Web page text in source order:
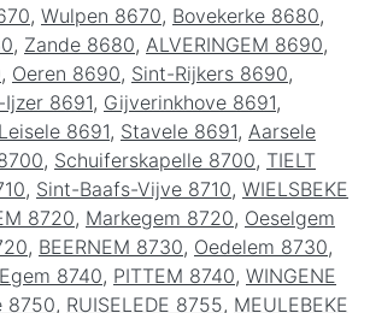
, Wulpen 8670, Bovekerke 8680,
, Zande 8680, ALVERINGEM 8690,
, Oeren 8690, Sint-Rijkers 8690,
8691, Gijverinkhove 8691,
Leisele 8691, Stavele 8691, Aarsele
, Schuiferskapelle 8700, TIELT
, Sint-Baafs-Vijve 8710, WIELSBEKE
8720, Markegem 8720, Oeselgem
, BEERNEM 8730, Oedelem 8730,
Egem 8740, PITTEM 8740, WINGENE
8750, RUISELEDE 8755, MEULEBEKE